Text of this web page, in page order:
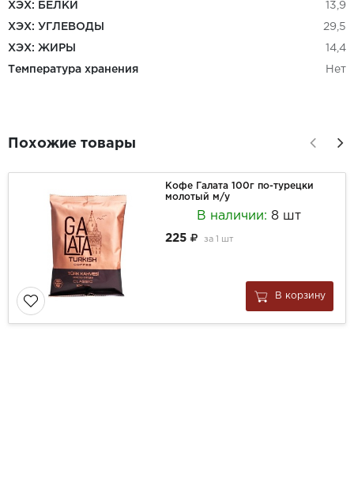
ХЭХ: БЕЛКИ 13,9
ХЭХ: УГЛЕВОДЫ 29,5
ХЭХ: ЖИРЫ 14,4
Температура хранения Нет
Похожие товары
Кофе Галата 100г по-турецки
молотый м/у
В наличии:8 шт
225 за 1 шт
В корзину